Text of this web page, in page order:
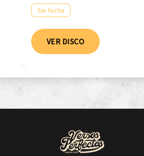
Sin fecha
VER DISCO